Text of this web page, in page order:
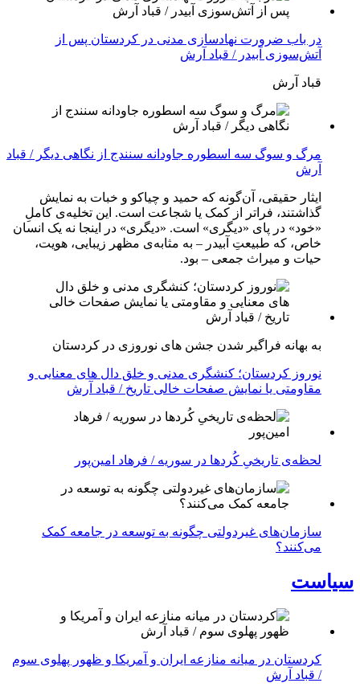
در باب ضرورت نهادسازی مدنی در کردستان پس از
آتش‌سوزی آبیدر / قباد آرش
قباد آرش
مرگ و سوگ سه اسطوره جاودانه سنندج از نگاهی دیگر / قباد
آرش
ایثار حقیقی، آن‌گونه که حمید و چیاکو و خبات به نمایش
گذاشتند، فراتر از کمک یا شجاعت است. این تخلیه‌ی کاملِ
«خود» در پای «دیگری» است. «دیگری» در اینجا نه یک انسان
خاص، که طبیعتِ آبیدر – به مثابه‌ی مظهر زیبایی، هویت،
حیات و میراث جمعی – بود.
به بهانه فراگیر شدن جشن های نوروزی در کردستان
نوروز کردستان؛ کنشگری مدنی و خلق دال های معنایی و
مقاومتی یا نمایش صفحات خالی تاریخ / قباد آرش
لحظه‌ی تاریخیِ کُردها در سوریه / فرهاد امین‌پور
سازمان‌های غیردولتی چگونه به توسعه در جامعه کمک
می‌کنند؟
سیاست
کردستان در میانه منازعە ایران و آمریکا و ظهور پهلوی سوم
/ قباد آرش